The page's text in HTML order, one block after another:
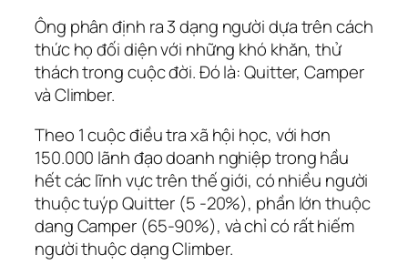
Ông phân định ra 3 dạng người dựa trên cách
thức họ đối diện với những khó khăn, thử
thách trong cuộc đời. Đó là: Quitter, Camper
và Climber.
Theo 1 cuộc điều tra xã hội học, với hơn
150.000 lãnh đạo doanh nghiệp trong hầu
hết các lĩnh vực trên thế giới, có nhiều người
thuộc tuýp Quitter (5 -20%), phần lớn thuộc
dang Camper (65-90%), và chỉ có rất hiếm
người thuộc dạng Climber.